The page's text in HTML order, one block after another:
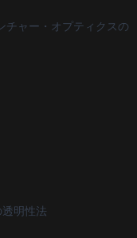
チャー・オプティクスの
明性法